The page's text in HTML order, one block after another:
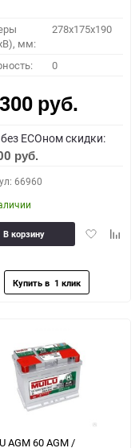
мм:
278x175x190
0
руб.
ECOном скидки:
руб.
66960
Добавить
В корзину
AGM 60 AGM /